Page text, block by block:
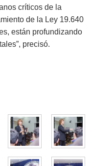
críticos de la
de la Ley 19.640
están profundizando
precisó.